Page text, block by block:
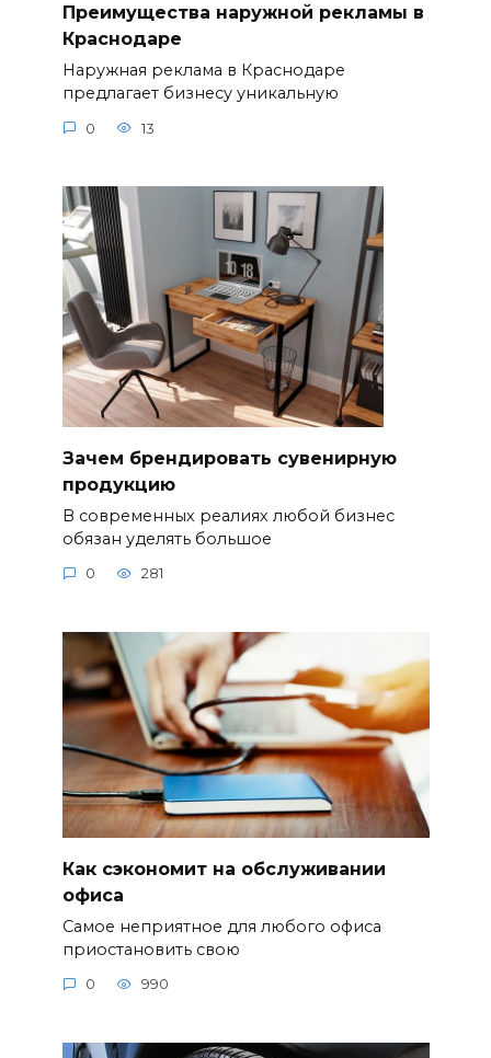
Преимущества наружной рекламы в
Краснодаре
Наружная реклама в Краснодаре
предлагает бизнесу уникальную
0 13
Зачем брендировать сувенирную
продукцию
В современных реалиях любой бизнес
обязан уделять большое
0 281
Как сэкономит на обслуживании
офиса
Самое неприятное для любого офиса
приостановить свою
0 990